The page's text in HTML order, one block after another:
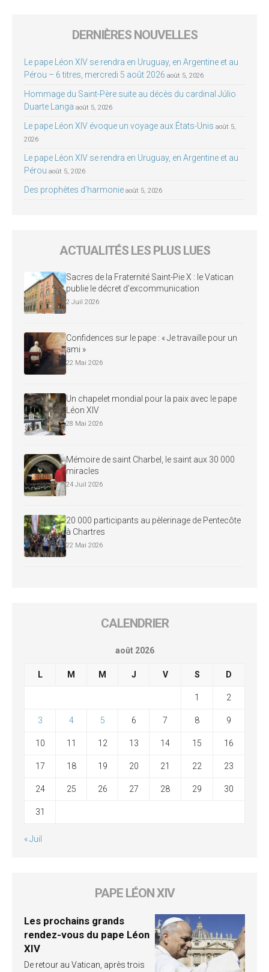
DERNIÈRES NOUVELLES
Le pape Léon XIV se rendra en Uruguay, en Argentine et au
Pérou – 6 titres, mercredi 5 août 2026 août 5, 2026
Hommage du Saint-Père suite au décès du cardinal Júlio
Duarte Langa août 5, 2026
Le pape Léon XIV évoque un voyage aux États-Unis août 5,
2026
Le pape Léon XIV se rendra en Uruguay, en Argentine et au
Pérou août 5, 2026
Des prophètes d’harmonie août 5, 2026
ACTUALITÉS LES PLUS LUES
Sacres de la Fraternité Saint-Pie X : le Vatican
publie le décret d’excommunication
2 Juil 2026
Confidences sur le pape : « Je travaille pour un
ami »
22 Mai 2026
Un chapelet mondial pour la paix avec le pape
Léon XIV
28 Mai 2026
Mémoire de saint Charbel, le saint aux 30 000
miracles
24 Juil 2026
20 000 participants au pèlerinage de Pentecôte
à Chartres
22 Mai 2026
CALENDRIER
août 2026
L M M J V S D
1 2
3 4 5 6 7 8 9
10 11 12 13 14 15 16
17 18 19 20 21 22 23
24 25 26 27 28 29 30
31
« Juil
PAPE LÉON XIV
Les prochains grands
rendez-vous du pape Léon
XIV
De retour au Vatican, après trois